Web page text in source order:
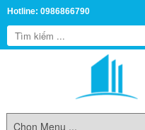
Hotline: 0986866790